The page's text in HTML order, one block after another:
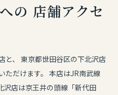
の 店舗アクセ
と、 東京都世田谷区の下北沢店
ただけます。 本店はJR南武線
沢店は京王井の頭線「新代田